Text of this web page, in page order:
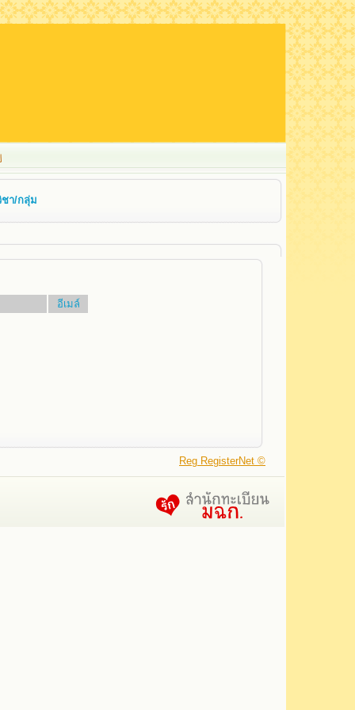
ชา/กลุ่ม
อีเมล์
Reg RegisterNet ©